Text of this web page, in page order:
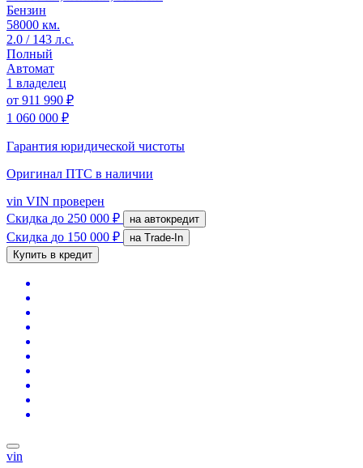
Бензин
58000 км.
2.0 / 143 л.с.
Полный
Автомат
1 владелец
от 911 990 ₽
1 060 000 ₽
Гарантия юридической чистоты
Оригинал ПТС в наличии
vin VIN проверен
Скидка до 250 000 ₽ на автокредит
Скидка до 150 000 ₽
на Trade-In
Купить в кредит
vin